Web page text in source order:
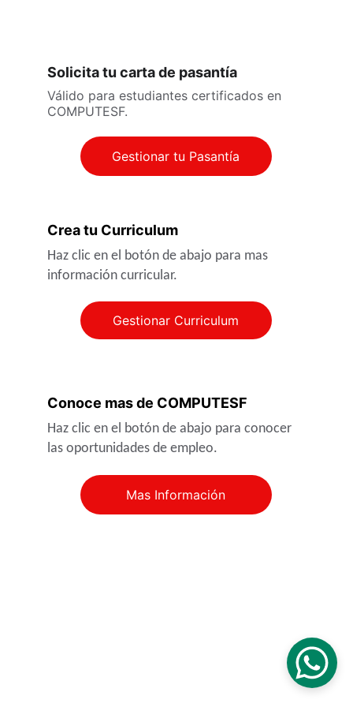
Solicita tu carta de pasantía
Válido para estudiantes certificados en
COMPUTESF.
Crea tu Curriculum
Haz clic en el botón de abajo para mas
información curricular.
Gestionar tu Pasantía
Gestionar Curriculum
Conoce mas de COMPUTESF
Haz clic en el botón de abajo para conocer
las oportunidades de empleo.
Mas Información